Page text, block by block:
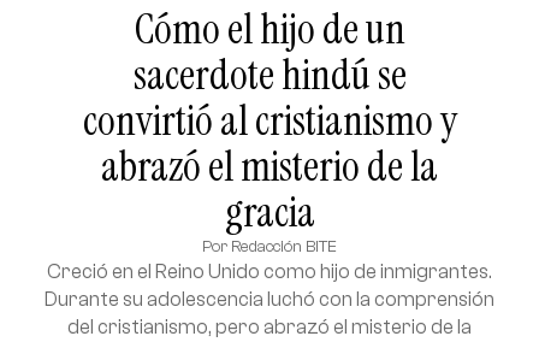
Cómo el hijo de un
sacerdote hindú se
convirtió al cristianismo y
abrazó el misterio de la
gracia
Por Redacción BITE
Creció en el Reino Unido como hijo de inmigrantes.
Durante su adolescencia luchó con la comprensión
del cristianismo, pero abrazó el misterio de la